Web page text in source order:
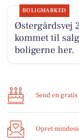
BOLIGMARKED
Østergårdsvej
kommet til
boligerne her.
Send en
Opret